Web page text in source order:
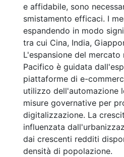
e affidabile, sono
smistamento efficaci. I
espandendo in modo
tra cui Cina, India,
L'espansione del mercato
Pacifico è guidata
piattaforme di e-
utilizzo dell'automazione
misure governative per
digitalizzazione. La
influenzata
dai crescenti redditi
densità di popolazione.